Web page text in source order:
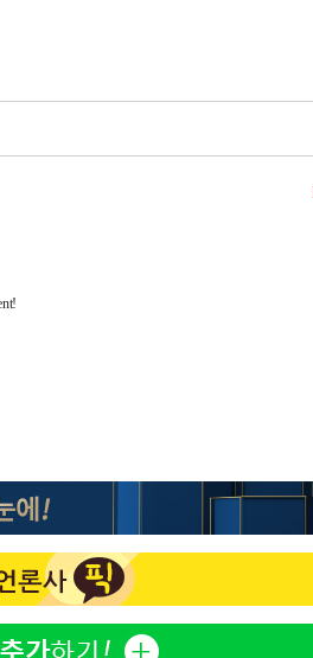
2
"손 떨림 포착"…
팬들 '걱정'
3
김희철, 거꾸로
"X돌았네"